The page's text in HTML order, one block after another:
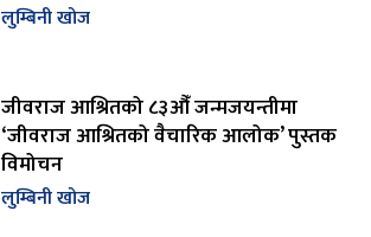
लुम्बिनी खोज
जीवराज आश्रितको ८३औँ जन्मजयन्तीमा
‘जीवराज आश्रितको वैचारिक आलोक’ पुस्तक
विमोचन
लुम्बिनी खोज